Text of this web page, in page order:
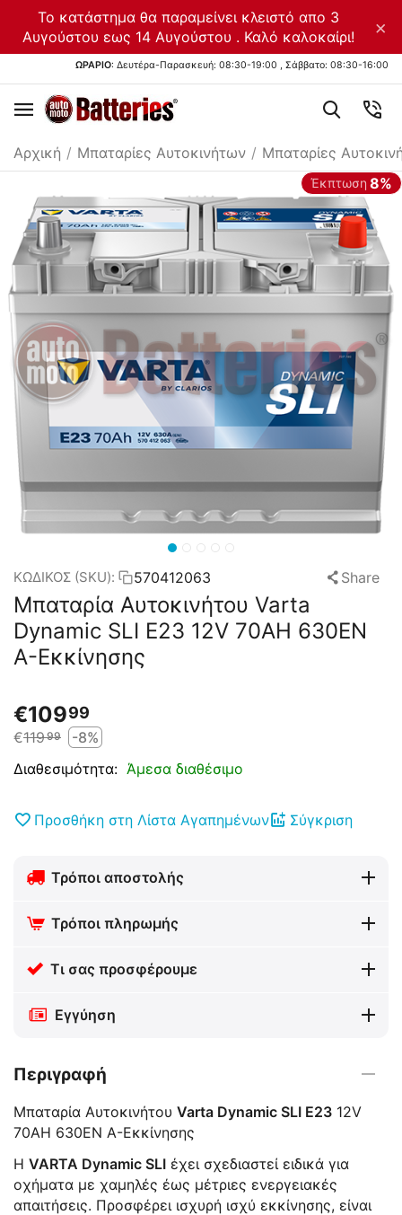
Το κατάστημα θα παραμείνει κλειστό απο 3
Αυγούστου εως 14 Αυγούστου . Καλό καλοκαίρι!
×
ΩΡΑΡΙΟ: Δευτέρα-Παρασκευή: 08:30-19:00 , Σάββατο: 08:30-16:00
Αρχική / Μπαταρίες Αυτοκινήτων / Μπαταρίες
Έκπτωση 8%
ΚΩΔΙΚΟΣ (SKU): 570412063 Share
Μπαταρία Αυτοκινήτου Varta
Dynamic SLI E23 12V 70AH 630EN
A-Εκκίνησης
€10999
€11999
-8%
Διαθεσιμότητα: Άμεσα διαθέσιμο
Προσθήκη στη Λίστα Αγαπημένων Σύγκριση
Τρόποι αποστολής
Τρόποι πληρωμής
Τι σας προσφέρουμε
Εγγύηση
Περιγραφή
Μπαταρία Αυτοκινήτου Varta Dynamic SLI E23 12V
70AH 630EN A-Εκκίνησης
Η VARTA Dynamic SLI έχει σχεδιαστεί ειδικά για
οχήματα με χαμηλές έως μέτριες ενεργειακές
απαιτήσεις. Προσφέρει ισχυρή ισχύ εκκίνησης, είναι